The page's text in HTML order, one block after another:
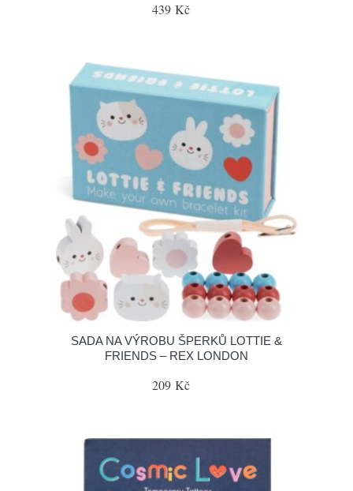
439 Kč
SADA NA VÝROBU ŠPERKŮ LOTTIE &
FRIENDS – REX LONDON
209 Kč